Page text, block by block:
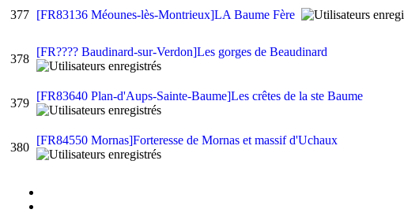
377 [FR83136 Méounes-lès-Montrieux]LA Baume Fère
378
[FR???? Baudinard-sur-Verdon]Les gorges de Beaudinard
379
[FR83640 Plan-d'Aups-Sainte-Baume]Les crêtes de la ste Baume
380
[FR84550 Mornas]Forteresse de Mornas et massif d'Uchaux